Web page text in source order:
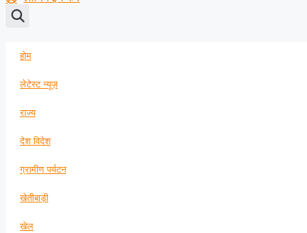
होम
लेटेस्ट न्यूज़
राज्य
देश विदेश
ग्रामीण पर्यटन
खेतीबाड़ी
खेल